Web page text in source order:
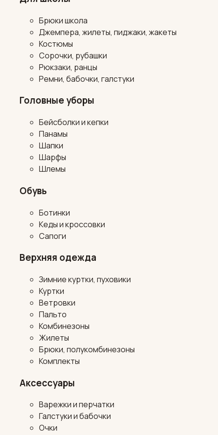
Брюки школа
Джемпера, жилеты, пиджаки, жакеты
Костюмы
Сорочки, рубашки
Рюкзаки, ранцы
Ремни, бабочки, галстуки
Головные уборы
Бейсболки и кепки
Панамы
Шапки
Шарфы
Шлемы
Обувь
Ботинки
Кеды и кроссовки
Сапоги
Верхняя одежда
Зимние куртки, пуховики
Куртки
Ветровки
Пальто
Комбинезоны
Жилеты
Брюки, полукомбинезоны
Комплекты
Аксессуары
Варежки и перчатки
Галстуки и бабочки
Очки